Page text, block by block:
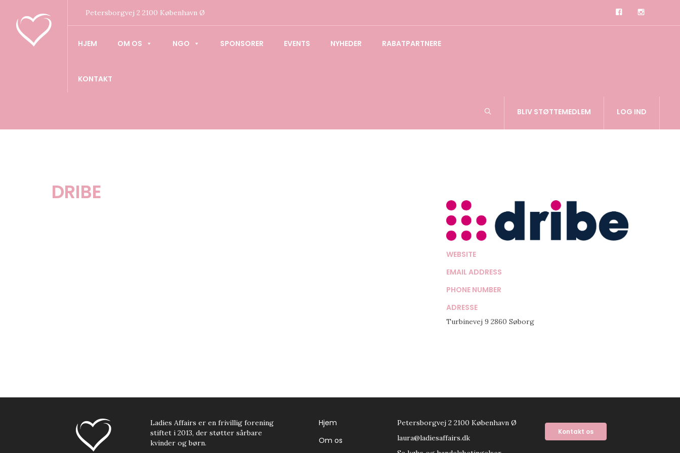
Petersborgvej 2 2100 København Ø
HJEM OM OS NGO SPONSORER EVENTS NYHEDER RABATPARTNERE
KONTAKT
BLIV STØTTEMEDLEM LOG IND
DRIBE
WEBSITE
EMAIL ADDRESS
PHONE NUMBER
ADRESSE
Turbinevej 9 2860 Søborg
Ladies Affairs er en frivillig forening
stiftet i 2013, der støtter sårbare
kvinder og børn.
Hjem
Om os
Petersborgvej 2 2100 København Ø
laura@ladiesaffairs.dk
Kontakt os